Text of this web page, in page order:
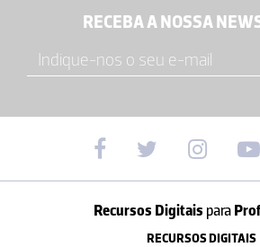
RECEBA A NOSSA
Recursos Digitais para
RECURSOS DIGITAIS